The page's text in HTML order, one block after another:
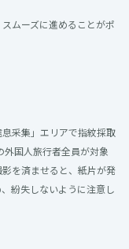
ムーズに進めることがポ
采集」エリアで指紋採取
外国人旅行者全員が対象
を済ませると、紙片が発
紛失しないように注意し